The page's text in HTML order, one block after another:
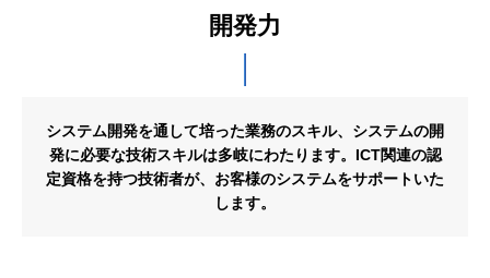
開発力
システム開発を通して培った業務のスキル、システムの開
発に必要な技術スキルは多岐にわたります。ICT関連の認
定資格を持つ技術者が、お客様のシステムをサポートいた
します。